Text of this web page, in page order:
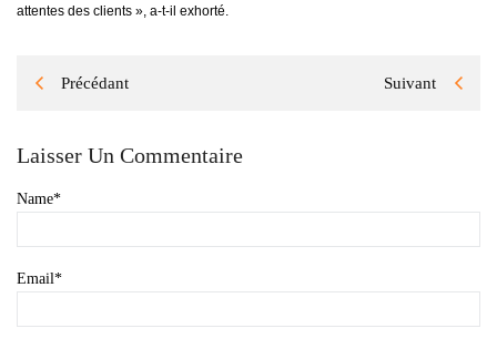
attentes des clients », a-t-il exhorté.
Précédant Suivant
Laisser Un Commentaire
Name*
Email*